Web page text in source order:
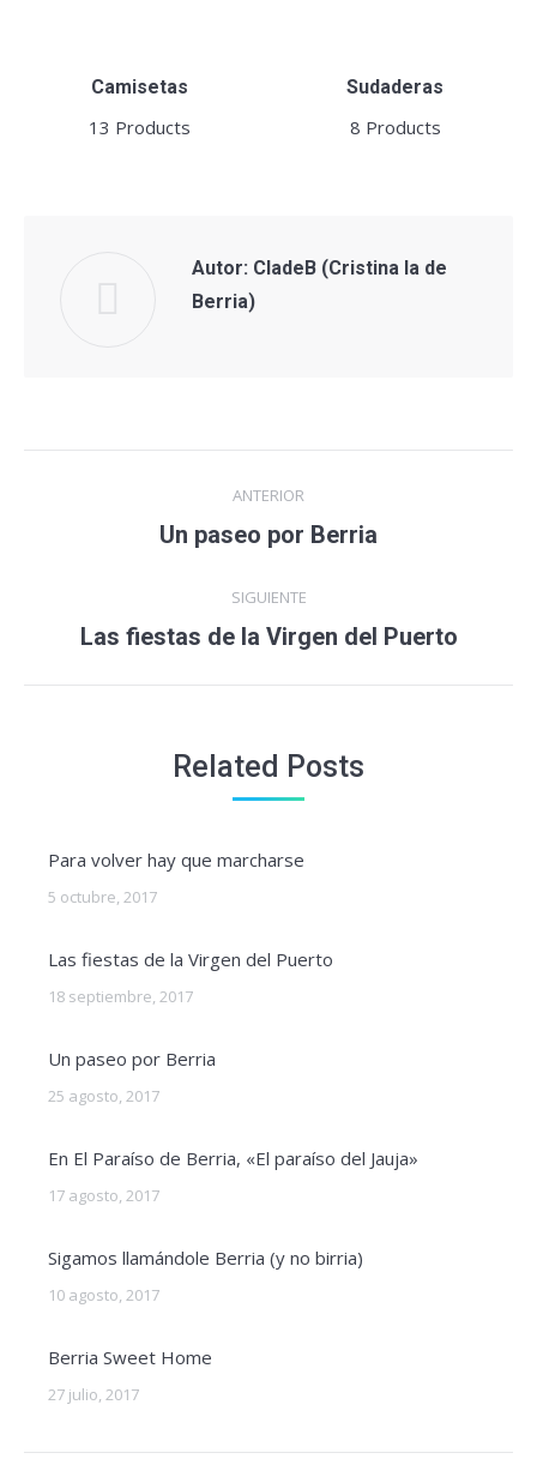
Camisetas
13 Products
Sudaderas
8 Products
Autor: CladeB (Cristina la de
Berria)
publicaciones
ANTERIOR
Publicación
Un paseo por Berria
SIGUIENTE
Publicación
Las fiestas de la Virgen del Puerto
Related Posts
Para volver hay que marcharse
5 octubre, 2017
Las fiestas de la Virgen del Puerto
18 septiembre, 2017
Un paseo por Berria
25 agosto, 2017
En El Paraíso de Berria, «El paraíso del Jauja»
17 agosto, 2017
Sigamos llamándole Berria (y no birria)
10 agosto, 2017
Berria Sweet Home
27 julio, 2017